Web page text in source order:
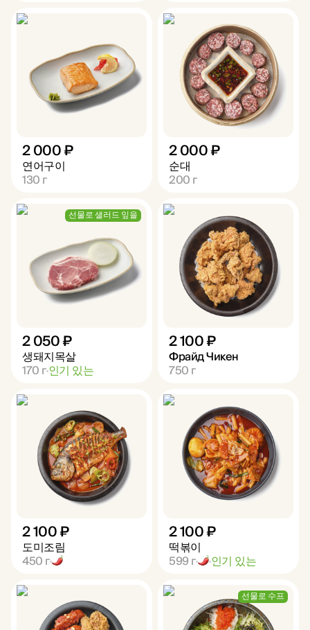
2 000 ₽
연어구이
130г
2 000 ₽
순대
200г
선물로 샐러드 잎을
2 050 ₽
생돼지목살
170г인기 있는
2 100 ₽
Фрайд Чикен
750г
2 100 ₽
도미조림
450г
2 100 ₽
떡볶이
599г 인기 있는
선물로 수프